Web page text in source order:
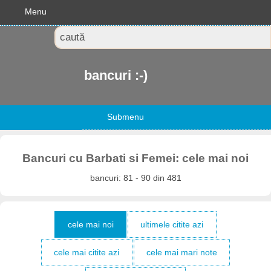
Menu
bancuri :-)
Submenu
Bancuri cu Barbati si Femei: cele mai noi
bancuri: 81 - 90 din 481
cele mai noi ultimele citite azi
cele mai citite azi cele mai mari note